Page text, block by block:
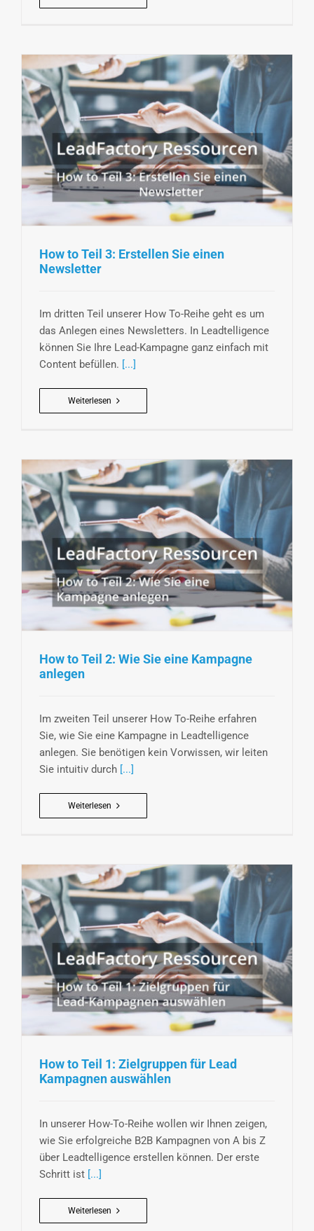
How to Teil 3: Erstellen Sie einen
Newsletter
Im dritten Teil unserer How To-Reihe geht es um
das Anlegen eines Newsletters. In Leadtelligence
können Sie Ihre Lead-Kampagne ganz einfach mit
Content befüllen. [...]
Weiterlesen
How to Teil 2: Wie Sie eine Kampagne
anlegen
Im zweiten Teil unserer How To-Reihe erfahren
Sie, wie Sie eine Kampagne in Leadtelligence
anlegen. Sie benötigen kein Vorwissen, wir leiten
Sie intuitiv durch [...]
Weiterlesen
How to Teil 1: Zielgruppen für Lead
Kampagnen auswählen
In unserer How-To-Reihe wollen wir Ihnen zeigen,
wie Sie erfolgreiche B2B Kampagnen von A bis Z
über Leadtelligence erstellen können. Der erste
Schritt ist [...]
Weiterlesen